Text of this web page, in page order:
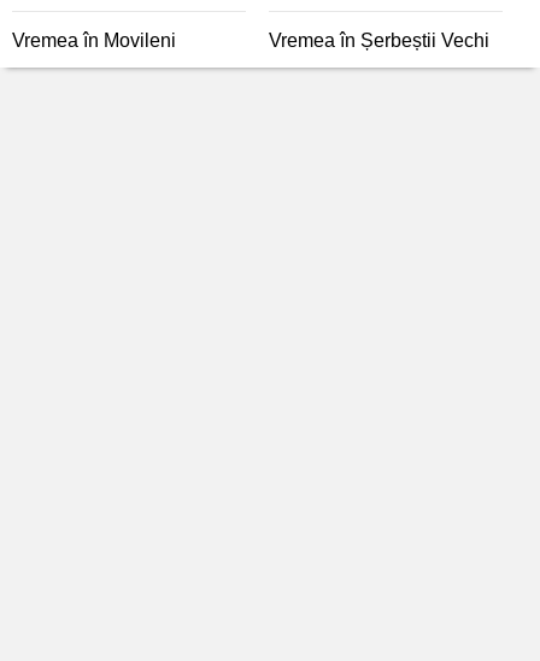
Vremea în Movileni Vremea în Șerbeștii Vechi